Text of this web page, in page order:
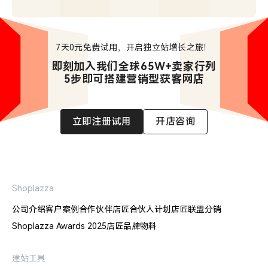
7天0元免费试用，开启独立站增长之旅！
即刻加入我们全球65W+卖家行列
5步即可搭建营销型获客网店
立即注册试用 开店咨询
Shoplazza
公司介绍客户案例 合作伙伴店匠合伙人计划 店匠联盟分销
Shoplazza Awards 2025店匠品牌物料
建站工具